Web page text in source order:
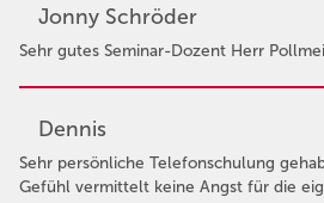
Jonny Schröder
Sehr gutes Seminar-Dozent Herr
Dennis
Sehr persönliche Telefonschulung
Gefühl vermittelt keine Angst für die